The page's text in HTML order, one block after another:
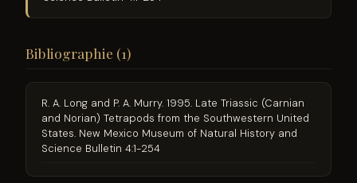
Bibliographie (1)
R. A. Long and P. A. Murry. 1995. Late Triassic (Carnian
and Norian) Tetrapods from the Southwestern United
States. New Mexico Museum of Natural History and
Science Bulletin 4:1-254